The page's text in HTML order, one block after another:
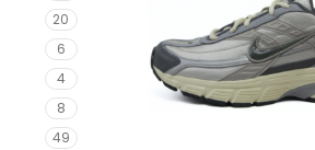
20
6
4
8
49